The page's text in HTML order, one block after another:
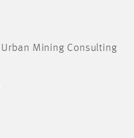
Urban Mining Consulting